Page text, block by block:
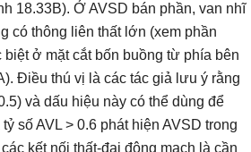
18.33B). Ở AVSD bán phần, van nhĩ
có thông liên thất lớn (xem phần
ở mặt cắt bốn buồng từ phía bên
Điều thú vị là các tác giả lưu ý rằng
và dấu hiệu này có thể dùng để
số AVL > 0.6 phát hiện AVSD trong
kết nối thất-đại động mạch là cần